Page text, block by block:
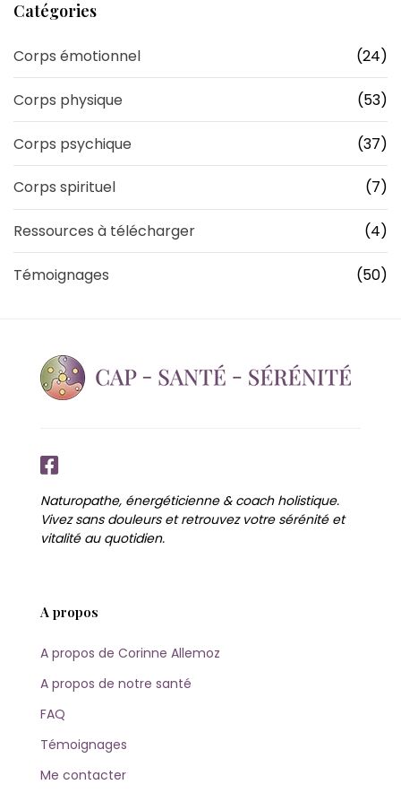
Catégories
Corps émotionnel (24)
Corps physique (53)
Corps psychique (37)
Corps spirituel (7)
Ressources à télécharger (4)
Témoignages (50)
Naturopathe, énergéticienne & coach holistique.
Vivez sans douleurs et retrouvez votre sérénité et
vitalité au quotidien.
A propos
A propos de Corinne Allemoz
A propos de notre santé
FAQ
Témoignages
Me contacter